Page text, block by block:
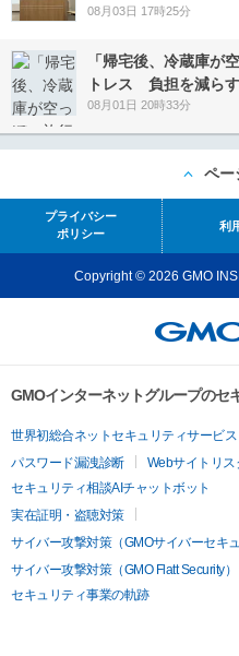
08月03日 17時25分
「帰宅後、冷蔵庫が
トレス 負担を減ら
08月01日 20時33分
ペー
プライバシー
ポリシー
利
Copyright © 2026 GMO
GMOインターネットグループのセ
世界初総合ネットセキュリティサービス
パスワード漏洩診断
Webサイトリス
セキュリティ相談AIチャットボット
実在証明・盗聴対策
サイバー攻撃対策（GMOサイバーセキ
サイバー攻撃対策（GMO Flatt Security）
セキュリティ事業の軌跡